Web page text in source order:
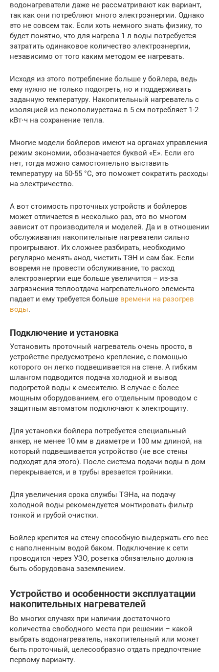
водонагреватели даже не рассматривают как вариант,
так как они потребляют много электроэнергии. Однако
это не совсем так. Если хоть немного знать физику, то
будет понятно, что для нагрева 1 л воды потребуется
затратить одинаковое количество электроэнергии,
независимо от того каким методом ее нагревать.
Исходя из этого потребление больше у бойлера, ведь
ему нужно не только подогреть, но и поддерживать
заданную температуру. Накопительный нагреватель с
изоляцией из пенополиуретана в 5 см потребляет 1-2
кВт⋅ч на сохранение тепла.
Многие модели бойлеров имеют на органах управления
режим экономии, обозначается буквой «Е». Если его
нет, тогда можно самостоятельно выставить
температуру на 50-55 °С, это поможет сократить расходы
на электричество.
А вот стоимость проточных устройств и бойлеров
может отличается в несколько раз, это во многом
зависит от производителя и моделей. Да и в отношении
обслуживания накопительные нагреватели сильно
проигрывают. Их сложнее разбирать, необходимо
регулярно менять анод, чистить ТЭН и сам бак. Если
вовремя не провести обслуживание, то расход
электроэнергии еще больше увеличится – из-за
загрязнения теплоотдача нагревательного элемента
падает и ему требуется больше времени на разогрев
воды.
Подключение и установка
Установить проточный нагреватель очень просто, в
устройстве предусмотрено крепление, с помощью
которого он легко подвешивается на стене. А гибким
шлангом подводится подача холодной и вывод
подогретой воды к смесителю. В случае с более
мощным оборудованием, его отдельным проводом с
защитным автоматом подключают к электрощиту.
Для установки бойлера потребуется специальный
анкер, не менее 10 мм в диаметре и 100 мм длиной, на
который подвешивается устройство (не все стены
подходят для этого). После система подачи воды в дом
перекрывается, и в трубы врезается тройники.
Для увеличения срока службы ТЭНа, на подачу
холодной воды рекомендуется монтировать фильтр
тонкой и грубой очистки.
Бойлер крепится на стену способную выдержать его вес
с наполненным водой баком. Подключение к сети
проводится через УЗО, розетка обязательно должна
быть оборудована заземлением.
Устройство и особенности эксплуатации
накопительных нагревателей
Во многих случаях при наличии достаточного
количества свободного места при решении – какой
выбрать водонагреватель, накопительный или может
быть проточный, целесообразно отдать предпочтение
первому варианту.